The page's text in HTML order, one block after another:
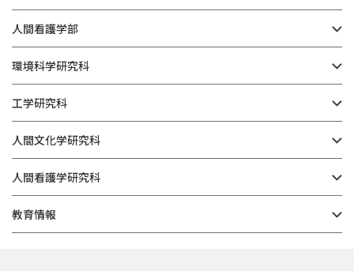
人間看護学部
環境科学研究科
工学研究科
人間文化学研究科
人間看護学研究科
教育情報